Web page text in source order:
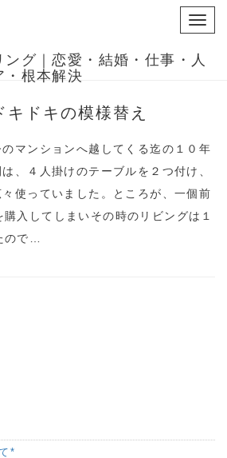
グ｜恋愛・結婚・仕事・人
・根本解決
キドキの模様替え
のマンションへ越してくる迄の１０年
は、４人掛けのテーブルを２つ付け、
々使っていました。ところが、一個前
入してしまいその時のリビングは１
ので…
*